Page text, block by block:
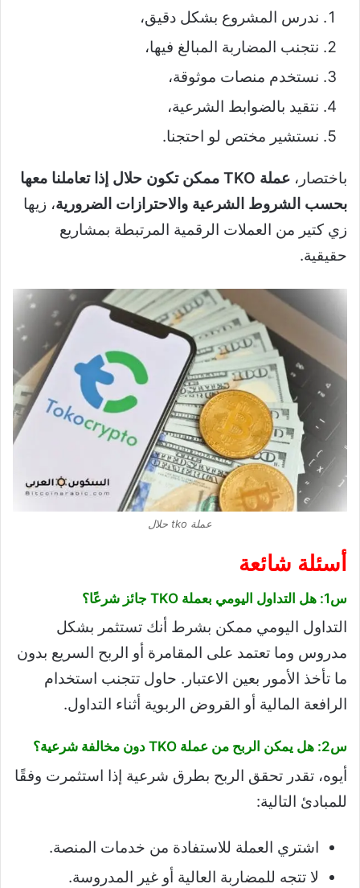
ندرس المشروع بشكل دقيق،
نتجنب المضاربة المبالغ فيها،
نستخدم منصات موثوقة،
نتقيد بالضوابط الشرعية،
نستشير مختص لو احتجنا.
باختصار،
عملة TKO ممكن تكون حلال إذا تعاملنا معها
بحسب الشروط الشرعية والاحترازات الضرورية، زيها
زي كتير من العملات الرقمية المرتبطة بمشاريع
حقيقية.
عملة tko حلال
أسئلة شائعة
س1: هل التداول اليومي بعملة TKO جائز شرعًا؟
التداول اليومي ممكن بشرط أنك تستثمر بشكل
مدروس وما تعتمد على المقامرة أو الربح السريع بدون
ما تأخذ الأمور بعين الاعتبار. حاول تتجنب استخدام
الرافعة المالية أو القروض الربوية أثناء التداول.
س2: هل يمكن الربح من عملة TKO دون مخالفة شرعية؟
أيوه، تقدر تحقق الربح بطرق شرعية إذا استثمرت وفقًا
للمبادئ التالية:
اشتري العملة للاستفادة من خدمات المنصة.
لا تتجه للمضاربة العالية أو غير المدروسة.